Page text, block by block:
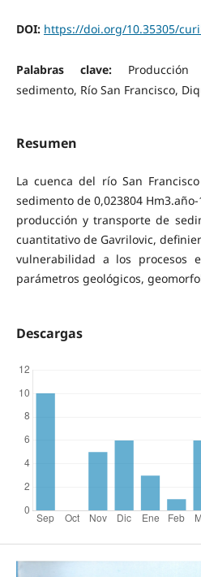
DOI: https://doi.org/10.35305/
Palabras clave:
sedimento, Río San Francisco,
Resumen
La cuenca del río San
sedimento de 0,023804
producción y transporte de
cuantitativo de Gavrilovic,
vulnerabilidad a los procesos
parámetros geológicos,
Descargas